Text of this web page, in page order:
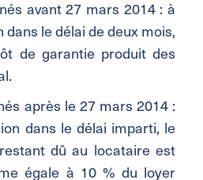
avant 27 mars 2014 : à
le délai de deux mois,
de garantie produit des
après le 27 mars 2014 :
dans le délai imparti, le
dû au locataire est
égale à 10 % du loyer